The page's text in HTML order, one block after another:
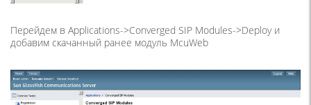
Перейдем в Applications->Converged SIP Modules->Deploy и
добавим скачанный ранее модуль McuWeb